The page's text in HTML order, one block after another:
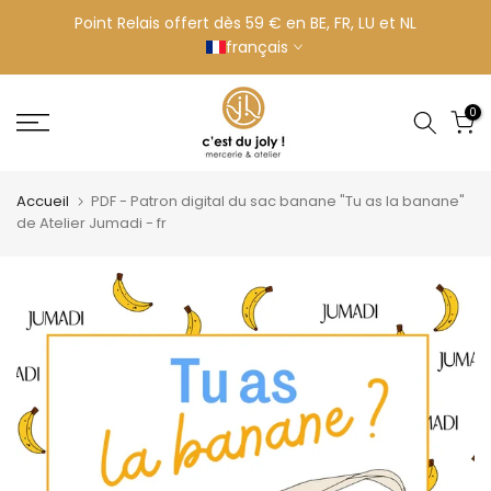
contenu
Point Relais offert dès 59 € en BE, FR, LU et NL
français
0
Accueil
PDF - Patron digital du sac banane "Tu as la banane"
de Atelier Jumadi - fr